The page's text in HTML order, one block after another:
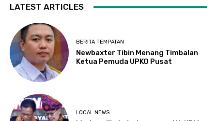
LATEST ARTICLES
BERITA TEMPATAN
Newbaxter Tibin Menang Timbalan
Ketua Pemuda UPKO Pusat
LOCAL NEWS